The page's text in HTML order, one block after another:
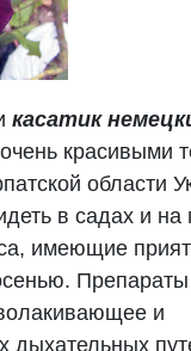
касатик
красивыми
области
в садах и на
имеющие
Препараты
и
дыхательных